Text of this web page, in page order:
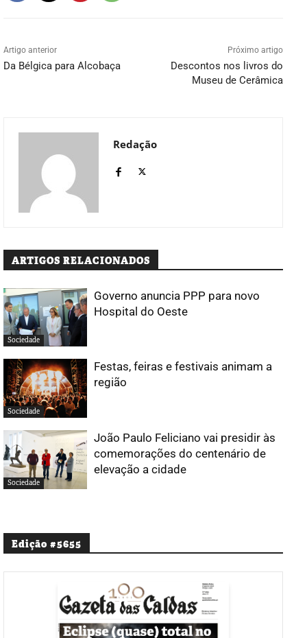
Artigo anterior
Da Bélgica para Alcobaça
Próximo artigo
Descontos nos livros do
Museu de Cerâmica
Redação
ARTIGOS RELACIONADOS
Sociedade
Governo anuncia PPP para novo
Hospital do Oeste
Sociedade
Festas, feiras e festivais animam a
região
Sociedade
João Paulo Feliciano vai presidir às
comemorações do centenário de
elevação a cidade
Edição #5655